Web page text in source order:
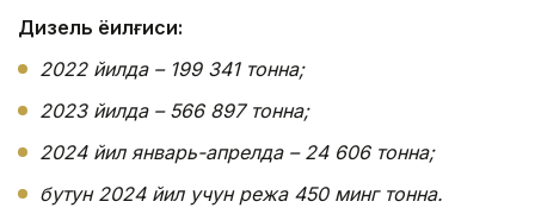
Дизель ёқилғиси:
2022 йилда – 199 341 тонна;
2023 йилда – 566 897 тонна;
2024 йил январь-апрелда – 24 606 тонна;
бутун 2024 йил учун режа 450 минг тонна.